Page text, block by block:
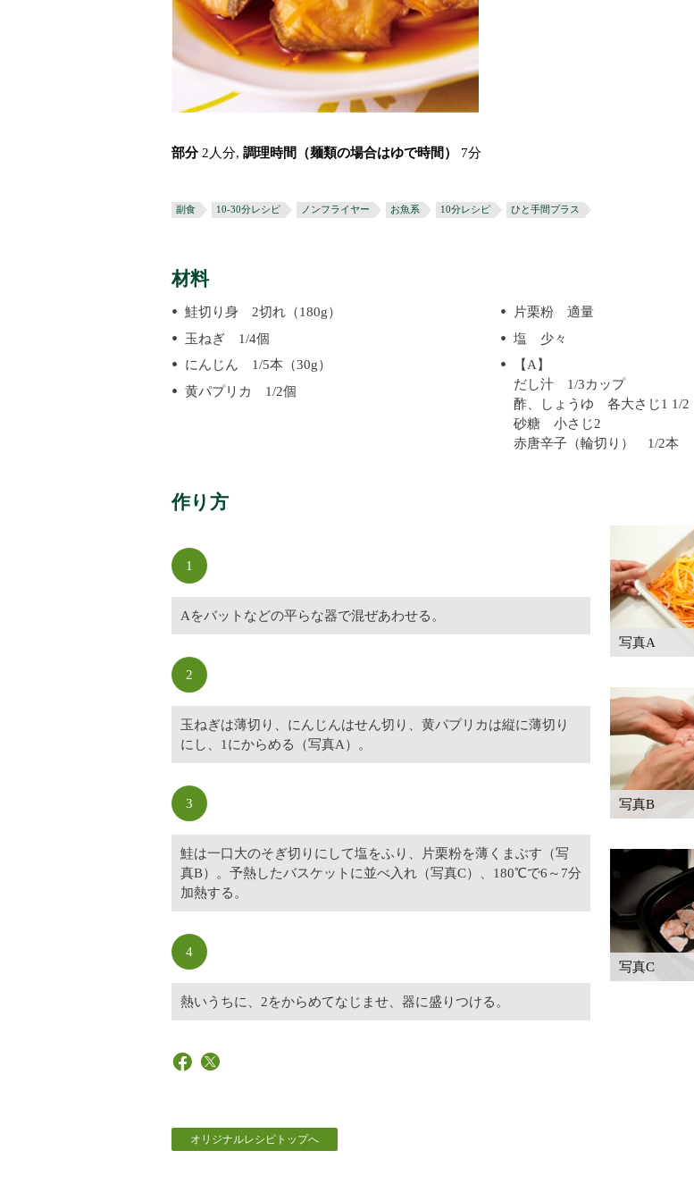
部分 2人分, 調理時間（麺類の場合はゆで時間） 7分
副食 10-30分レシピ ノンフライヤー お魚系 10分レシピ ひと手間プラス
材料
鮭切り身 2切れ（180g）
玉ねぎ 1/4個
にんじん 1/5本（30g）
黄パプリカ 1/2個
片栗粉 適量
塩 少々
【A】
だし汁 1/3カップ
酢、しょうゆ 各大さじ1 1/2
砂糖 小さじ2
赤唐辛子（輪切り） 1/2本
作り方
1
Aをバットなどの平らな器で混ぜあわせる。
2
玉ねぎは薄切り、にんじんはせん切り、黄パプリカは縦に薄切り
にし、1にからめる（写真A）。
3
鮭は一口大のそぎ切りにして塩をふり、片栗粉を薄くまぶす（写
真B）。予熱したバスケットに並べ入れ（写真C）、180℃で6～7分
加熱する。
4
熱いうちに、2をからめてなじませ、器に盛りつける。
写真A
写真B
写真C
オリジナルレシピトップへ